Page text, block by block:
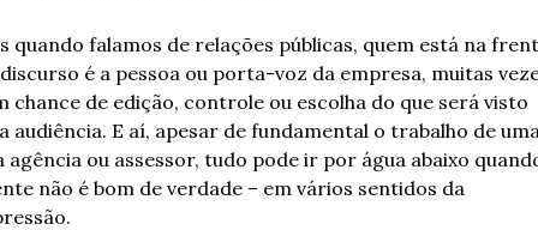
quando falamos de relações públicas, quem está na
é a pessoa ou porta-voz da empresa, muitas
chance de edição, controle ou escolha do que será visto
audiência. E aí, apesar de fundamental o trabalho de
agência ou assessor, tudo pode ir por água abaixo
não é bom de verdade – em vários sentidos da